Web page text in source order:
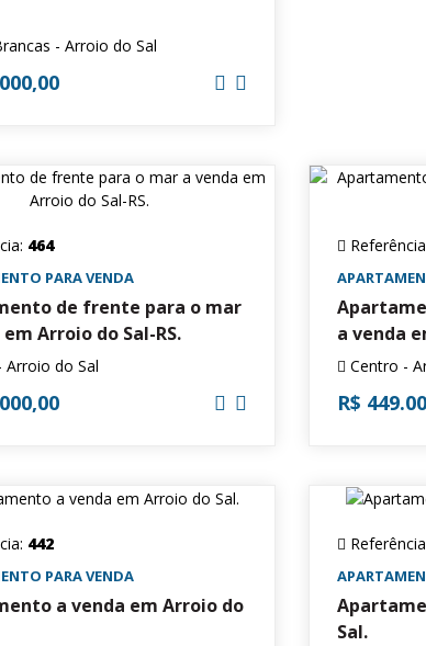
- Arroio do Sal
464
PARA VENDA
de frente para o mar
Arroio do Sal-RS.
Arroio do Sal
a venda
Centro -
R$
442
PARA VENDA
a venda em Arroio do
Sal.